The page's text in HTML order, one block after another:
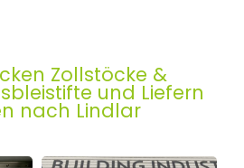
Zollstöcke &
und Liefern
nach Lindlar